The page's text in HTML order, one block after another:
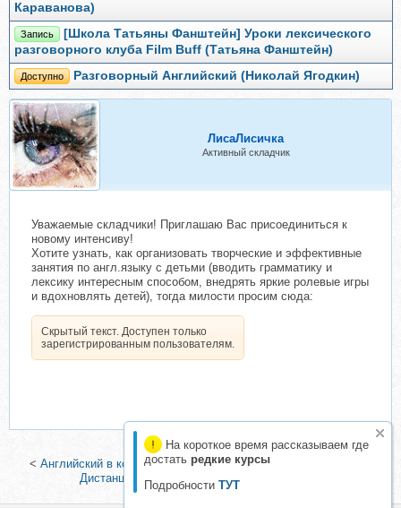
На короткое время рассказываем где
достать редкие курсы
Подробности ТУТ
Караванова)
Запись
[Школа Татьяны Фанштейн] Уроки лексического
разговорного клуба Film Buff (Татьяна Фанштейн)
Доступно Разговорный Английский (Николай Ягодкин)
ЛисаЛисичка
Активный складчик
Уважаемые складчики! Приглашаю Вас присоединиться к
новому интенсиву!
Хотите узнать, как организовать творческие и эффективные
занятия по англ.языку с детьми (вводить грамматику и
лексику интересным способом, внедрять яркие ролевые игры
и вдохновлять детей), тогда милости просим сюда:
Скрытый текст. Доступен только
зарегистрированным пользователям.
< Английский в комиксах (Марина Поповец)|
Дистанционный курс, 2014 (Олег Матвеев)